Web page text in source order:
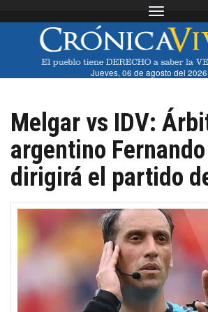
Toggle
Jueves, 06 de agosto del 2026
Melgar vs IDV:
argentino
dirigirá el partido